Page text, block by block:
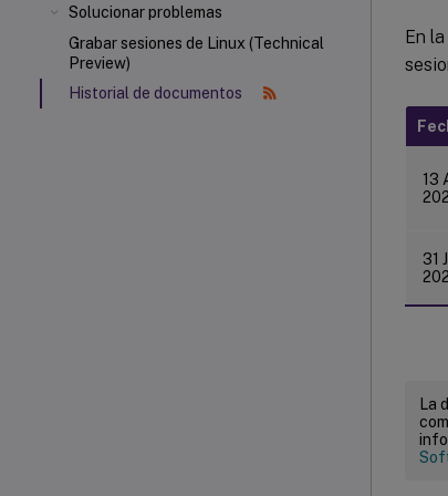
Solucionar problemas
Grabar sesiones de Linux (Technical
Preview)
Historial de documentos
En
13
31
La